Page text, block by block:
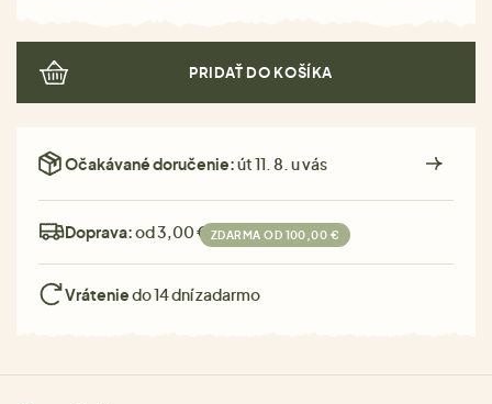
PRIDAŤ DO KOŠÍKA
Očakávané doručenie:út 11. 8. u vás
Doprava:od 3,00 € ZDARMA OD 100,00 €
Vráteniedo 14 dní zadarmo